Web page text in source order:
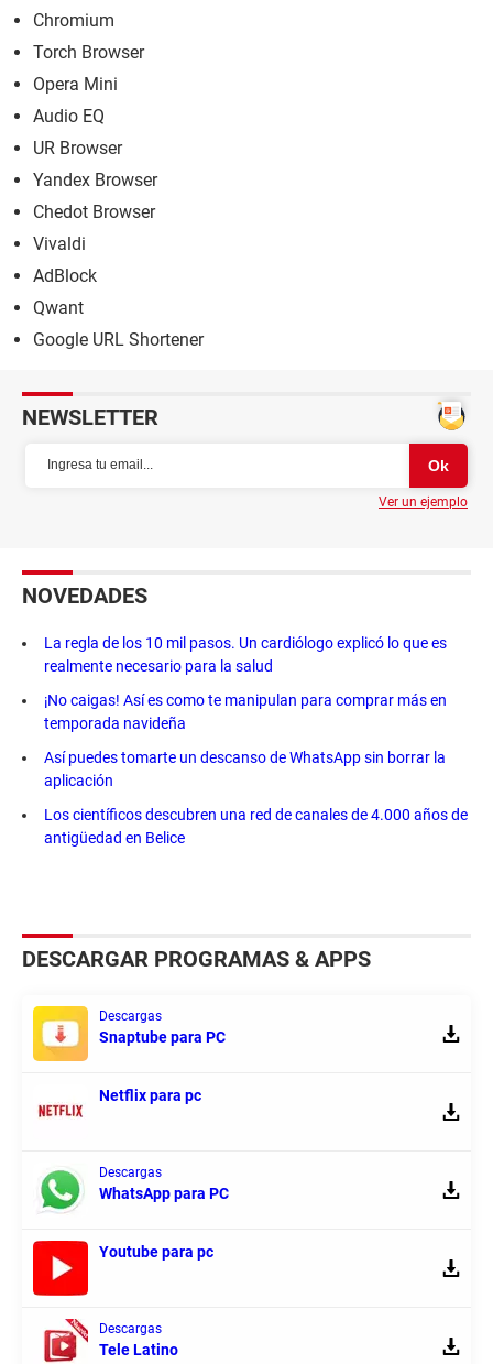
Chromium
Torch Browser
Opera Mini
Audio EQ
UR Browser
Yandex Browser
Chedot Browser
Vivaldi
AdBlock
Qwant
Google URL Shortener
NEWSLETTER
Ver un ejemplo
NOVEDADES
La regla de los 10 mil pasos. Un cardiólogo explicó lo que es
realmente necesario para la salud
¡No caigas! Así es como te manipulan para comprar más en
temporada navideña
Así puedes tomarte un descanso de WhatsApp sin borrar la
aplicación
Los científicos descubren una red de canales de 4.000 años de
antigüedad en Belice
DESCARGAR PROGRAMAS & APPS
Descargas
Snaptube para PC
Netflix para pc
Descargas
WhatsApp para PC
Youtube para pc
Descargas
Tele Latino